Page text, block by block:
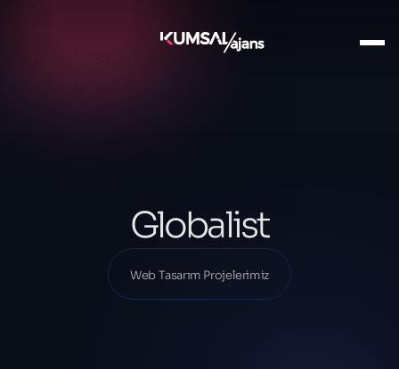
Projelerimiz
Web Tasarım Projelerimiz
Globalist
Web Tasarım Projelerimiz